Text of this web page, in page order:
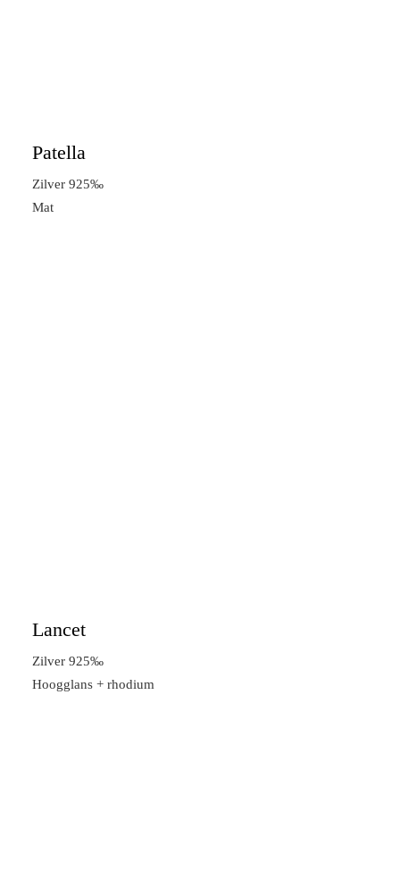
Patella
Zilver 925‰
Mat
Lancet
Zilver 925‰
Hoogglans + rhodium